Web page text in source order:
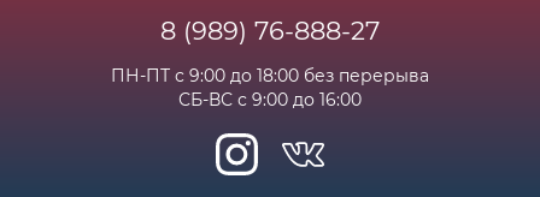
Часто задаваемые вопросы
8 (989) 76-888-27
ПН-ПТ с 9:00 до 18:00 без перерыва
СБ-ВС с 9:00 до 16:00